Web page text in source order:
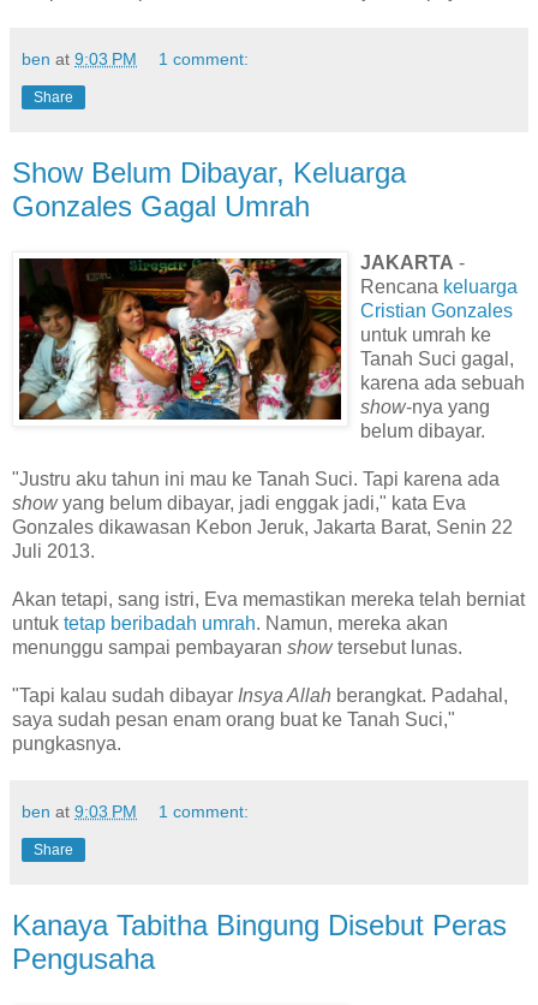
ben at 9:03 PM 1 comment:
Share
Show Belum Dibayar, Keluarga
Gonzales Gagal Umrah
JAKARTA -
Rencana keluarga
Cristian Gonzales
untuk umrah ke
Tanah Suci gagal,
karena ada sebuah
show-nya yang
belum dibayar.
"Justru aku tahun ini mau ke Tanah Suci. Tapi karena ada
showyang belum dibayar, jadi enggak jadi," kata Eva
Gonzales dikawasan Kebon Jeruk, Jakarta Barat, Senin 22
Juli 2013.
Akan tetapi, sang istri, Eva memastikan mereka telah berniat
untuk tetap beribadah umrah. Namun, mereka akan
menunggu sampai pembayaran showtersebut lunas.
"Tapi kalau sudah dibayar Insya Allah berangkat. Padahal,
saya sudah pesan enam orang buat ke Tanah Suci,"
pungkasnya.
ben at 9:03 PM 1 comment:
Share
Kanaya Tabitha Bingung Disebut Peras
Pengusaha